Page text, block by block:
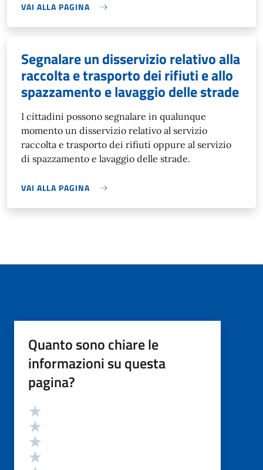
VAI ALLA PAGINA
Segnalare un disservizio relativo alla
raccolta e trasporto dei rifiuti e allo
spazzamento e lavaggio delle strade
I cittadini possono segnalare in qualunque
momento un disservizio relativo al servizio
raccolta e trasporto dei rifiuti oppure al servizio
di spazzamento e lavaggio delle strade.
VAI ALLA PAGINA
Quanto sono chiare le
informazioni su questa
pagina?
Valutazione